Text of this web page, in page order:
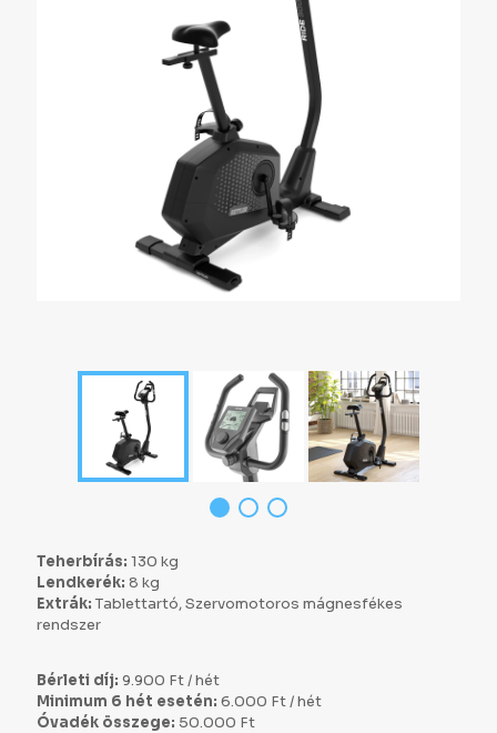
Teherbírás: 130 kg
Lendkerék: 8 kg
Extrák: Tablettartó, Szervomotoros mágnesfékes
rendszer
Bérleti díj: 9.900 Ft / hét
Minimum 6 hét esetén: 6.000 Ft / hét
Óvadék összege: 50.000 Ft